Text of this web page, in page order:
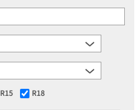
R15 R18